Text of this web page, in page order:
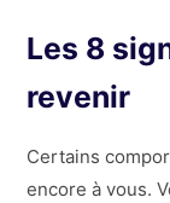
Les 8
revenir
Certains
encore à vous.